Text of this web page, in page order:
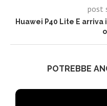
post
Huawei P40 Lite E
POTREBBE